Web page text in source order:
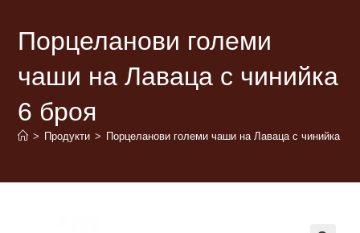
Порцеланови големи
чаши на Лаваца с чинийка
6 броя
> Продукти > Порцеланови големи чаши на Лаваца с чинийка 6